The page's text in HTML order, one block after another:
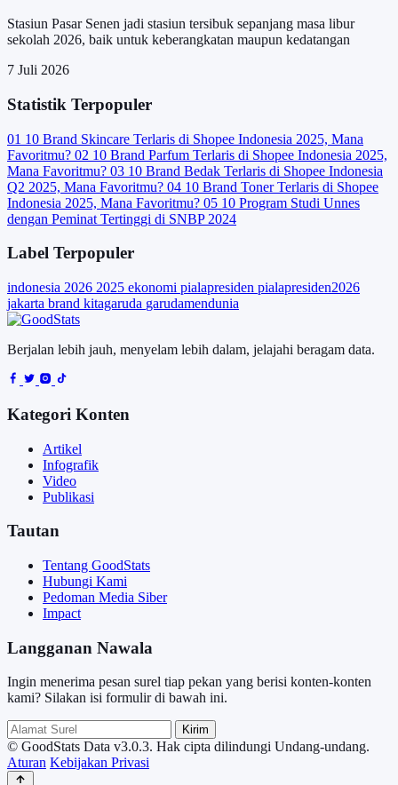
Stasiun Pasar Senen jadi stasiun tersibuk sepanjang masa libur
sekolah 2026, baik untuk keberangkatan maupun kedatangan
7 Juli 2026
Statistik Terpopuler
01 10 Brand Skincare Terlaris di Shopee Indonesia 2025, Mana
Favoritmu? 02 10 Brand Parfum Terlaris di Shopee Indonesia 2025,
Mana Favoritmu? 03 10 Brand Bedak Terlaris di Shopee Indonesia
Q2 2025, Mana Favoritmu? 04 10 Brand Toner Terlaris di Shopee
Indonesia 2025, Mana Favoritmu? 05 10 Program Studi Unnes
dengan Peminat Tertinggi di SNBP 2024
Label Terpopuler
indonesia 2026 2025 ekonomi pialapresiden pialapresiden2026
jakarta brand kitagaruda garudamendunia
Berjalan lebih jauh, menyelam lebih dalam, jelajahi beragam data.
Kategori Konten
Artikel
Infografik
Video
Publikasi
Tautan
Tentang GoodStats
Hubungi Kami
Pedoman Media Siber
Impact
Langganan Nawala
Ingin menerima pesan surel tiap pekan yang berisi konten-konten
kami? Silakan isi formulir di bawah ini.
Kirim
© GoodStats Data v3.0.3. Hak cipta dilindungi Undang-undang.
Aturan Kebijakan Privasi